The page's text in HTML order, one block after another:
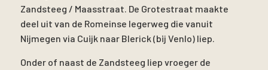
Zandsteeg / Maasstraat. De Grotestraat maakte
deel uit van de Romeinse legerweg die vanuit
Nijmegen via Cuijk naar Blerick (bij Venlo) liep.
Onder of naast de Zandsteeg liep vroeger de